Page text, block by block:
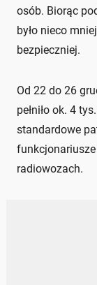
osób. Biorąc
było nieco
bezpieczniej.
Od 22 do 26
pełniło ok. 4
standardowe
radiowozach.